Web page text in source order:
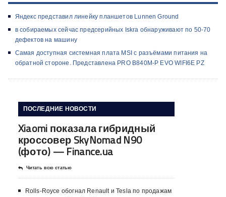
Яндекс представил линейку планшетов Lunnen Ground
в собираемых сейчас предсерийных Iskra обнаруживают по 50-70
дефектов на машину
Самая доступная системная плата MSI с разъёмами питания на
обратной стороне. Представлена PRO B840M-P EVO WIFI6E PZ
ПОСЛЕДНИЕ НОВОСТИ
Xiaomi показала гибридный
кроссовер SkyNomad N90
(фото) — Finance.ua
Читать всю статью
Rolls-Royce обогнал Renault и Tesla по продажам